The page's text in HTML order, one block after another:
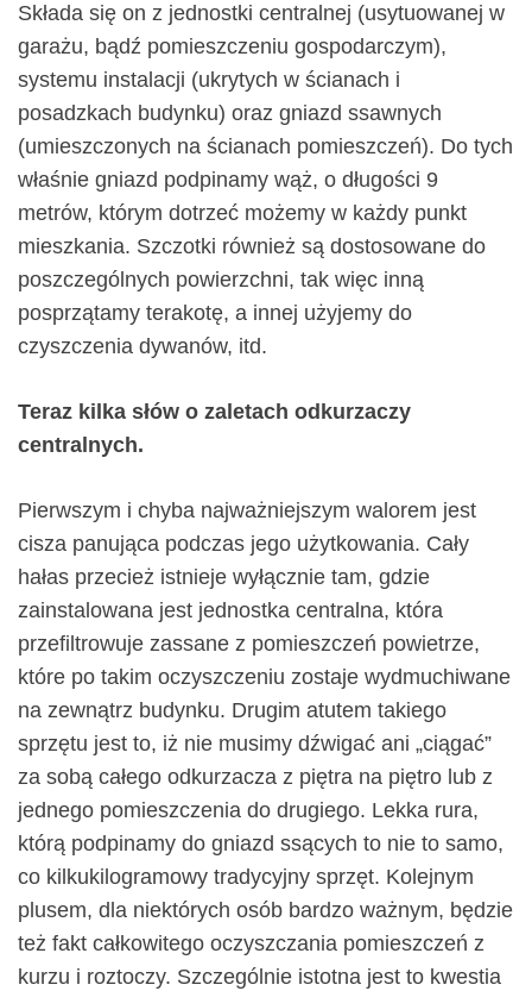
Składa się on z jednostki centralnej (usytuowanej w
garażu, bądź pomieszczeniu gospodarczym),
systemu instalacji (ukrytych w ścianach i
posadzkach budynku) oraz gniazd ssawnych
(umieszczonych na ścianach pomieszczeń). Do tych
właśnie gniazd podpinamy wąż, o długości 9
metrów, którym dotrzeć możemy w każdy punkt
mieszkania. Szczotki również są dostosowane do
poszczególnych powierzchni, tak więc inną
posprzątamy terakotę, a innej użyjemy do
czyszczenia dywanów, itd.
Teraz kilka słów o zaletach odkurzaczy
centralnych.
Pierwszym i chyba najważniejszym walorem jest
cisza panująca podczas jego użytkowania. Cały
hałas przecież istnieje wyłącznie tam, gdzie
zainstalowana jest jednostka centralna, która
przefiltrowuje zassane z pomieszczeń powietrze,
które po takim oczyszczeniu zostaje wydmuchiwane
na zewnątrz budynku. Drugim atutem takiego
sprzętu jest to, iż nie musimy dźwigać ani „ciągać”
za sobą całego odkurzacza z piętra na piętro lub z
jednego pomieszczenia do drugiego. Lekka rura,
którą podpinamy do gniazd ssących to nie to samo,
co kilkukilogramowy tradycyjny sprzęt. Kolejnym
plusem, dla niektórych osób bardzo ważnym, będzie
też fakt całkowitego oczyszczania pomieszczeń z
kurzu i roztoczy. Szczególnie istotna jest to kwestia